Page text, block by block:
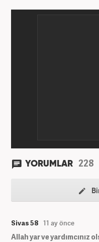
YORUMLAR 228
Sivas 58 11 ay önce
Allah yar ve yardımcınız